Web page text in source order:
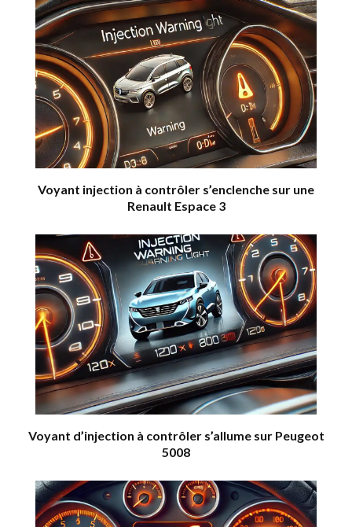
Voyant injection à contrôler s’enclenche sur une
Renault Espace 3
Voyant d’injection à contrôler s’allume sur Peugeot
5008